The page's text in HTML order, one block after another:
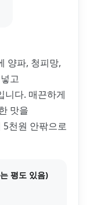
양파, 청피망,
고
니다. 매끈하게
맛을
천원 안팎으로
평도 있음)